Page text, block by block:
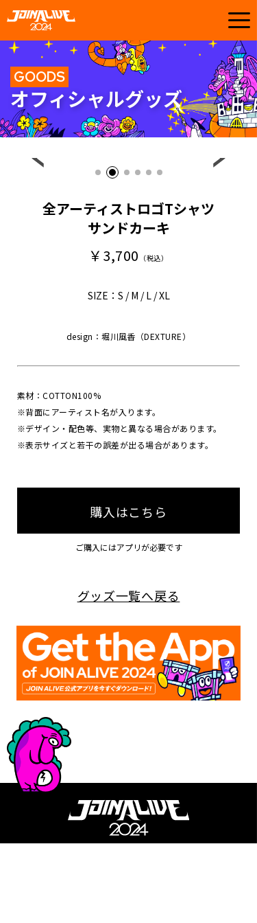
GOODS
オフィシャルグッズ
全アーティストロゴTシャツ
サンドカーキ
￥3,700 （税込）
SIZE：S / M / L / XL
design：堀川風香（DEXTURE）
素材：COTTON100%
※背面にアーティスト名が入ります。
※デザイン・配色等、実物と異なる場合があります。
※表示サイズと若干の誤差が出る場合があります。
購入はこちら
ご購入にはアプリが必要です
グッズ一覧へ戻る